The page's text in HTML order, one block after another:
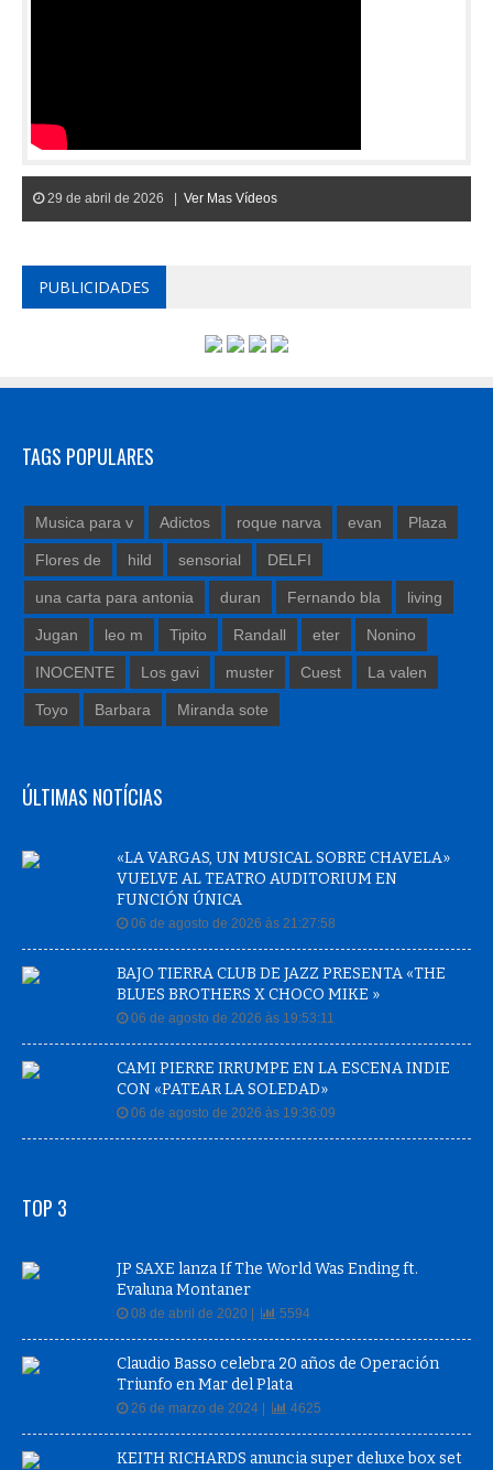
29 de abril de 2026 | Ver Mas Vídeos
PUBLICIDADES
TAGS POPULARES
Musica para v Adictos roque narva evan Plaza
Flores de hild sensorial DELFI
una carta para antonia duran Fernando bla living
Jugan leo m Tipito Randall eter Nonino
INOCENTE Los gavi muster Cuest La valen
Toyo Barbara Miranda sote
ÚLTIMAS NOTÍCIAS
«LA VARGAS, UN MUSICAL SOBRE CHAVELA»
VUELVE AL TEATRO AUDITORIUM EN
FUNCIÓN ÚNICA
06 de agosto de 2026 às 21:27:58
BAJO TIERRA CLUB DE JAZZ PRESENTA «THE
BLUES BROTHERS X CHOCO MIKE »
06 de agosto de 2026 às 19:53:11
CAMI PIERRE IRRUMPE EN LA ESCENA INDIE
CON «PATEAR LA SOLEDAD»
06 de agosto de 2026 às 19:36:09
TOP 3
JP SAXE lanza If The World Was Ending ft.
Evaluna Montaner
08 de abril de 2020 | 5594
Claudio Basso celebra 20 años de Operación
Triunfo en Mar del Plata
26 de marzo de 2024 | 4625
KEITH RICHARDS anuncia super deluxe box set